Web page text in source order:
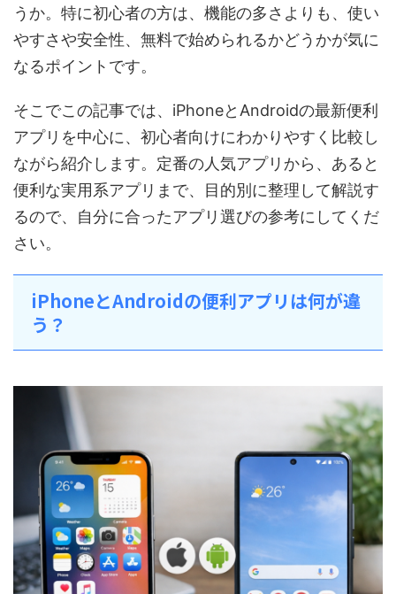
うか。特に初心者の方は、機能の多さよりも、使い
やすさや安全性、無料で始められるかどうかが気に
なるポイントです。
そこでこの記事では、iPhoneとAndroidの最新便利
アプリを中心に、初心者向けにわかりやすく比較し
ながら紹介します。定番の人気アプリから、あると
便利な実用系アプリまで、目的別に整理して解説す
るので、自分に合ったアプリ選びの参考にしてくだ
さい。
iPhoneとAndroidの便利アプリは何が違
う？